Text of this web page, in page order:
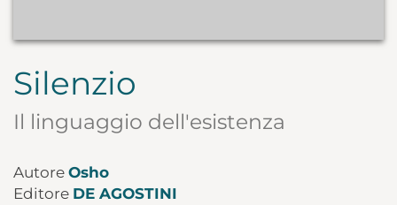
Silenzio
Il linguaggio dell'esistenza
Autore Osho
Editore DE AGOSTINI